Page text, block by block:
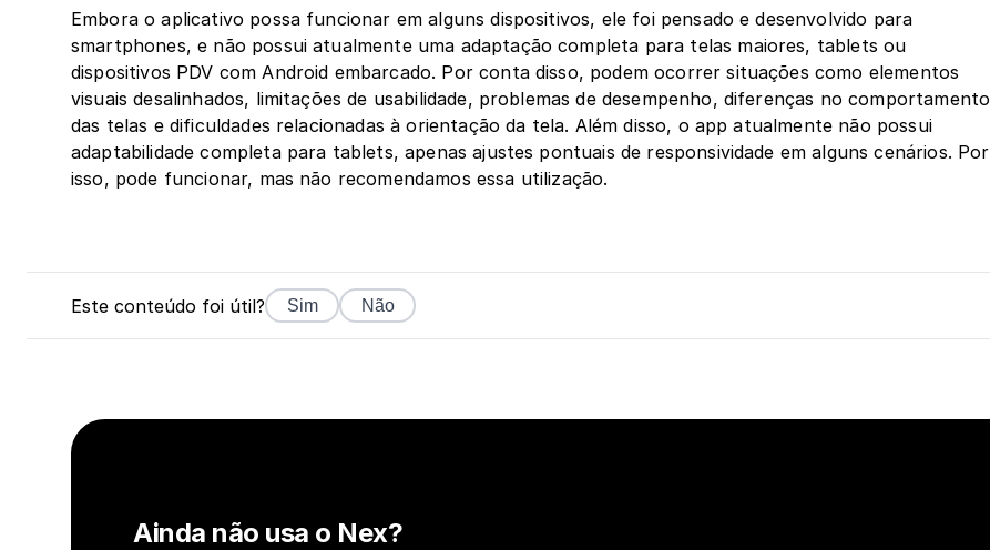
Embora o aplicativo possa funcionar em alguns dispositivos, ele foi pensado e desenvolvido para
smartphones, e não possui atualmente uma adaptação completa para telas maiores, tablets ou
dispositivos PDV com Android embarcado. Por conta disso, podem ocorrer situações como elementos
visuais desalinhados, limitações de usabilidade, problemas de desempenho, diferenças no comportamento
das telas e dificuldades relacionadas à orientação da tela. Além disso, o app atualmente não possui
adaptabilidade completa para tablets, apenas ajustes pontuais de responsividade em alguns cenários. Por
isso, pode funcionar, mas não recomendamos essa utilização.
Este conteúdo foi útil? Sim Não
Ainda não usa o Nex?